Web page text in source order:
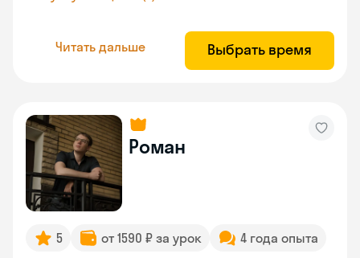
Читать дальше Выбрать время
Роман
5 от 1590 ₽ за урок 4 года опыта